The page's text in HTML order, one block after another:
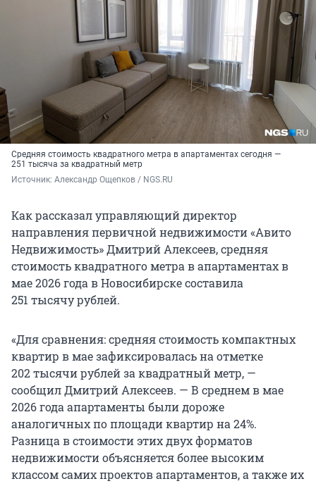
Средняя стоимость квадратного метра в апартаментах сегодня —
251 тысяча за квадратный метр
Источник: Александр Ощепков / NGS.RU
Как рассказал управляющий директор
направления первичной недвижимости «Авито
Недвижимость» Дмитрий Алексеев, средняя
стоимость квадратного метра в апартаментах в
мае 2026 года в Новосибирске составила
251 тысячу рублей.
«Для сравнения: средняя стоимость компактных
квартир в мае зафиксировалась на отметке
202 тысячи рублей за квадратный метр, —
сообщил Дмитрий Алексеев. — В среднем в мае
2026 года апартаменты были дороже
аналогичных по площади квартир на 24%.
Разница в стоимости этих двух форматов
недвижимости объясняется более высоким
классом самих проектов апартаментов, а также их